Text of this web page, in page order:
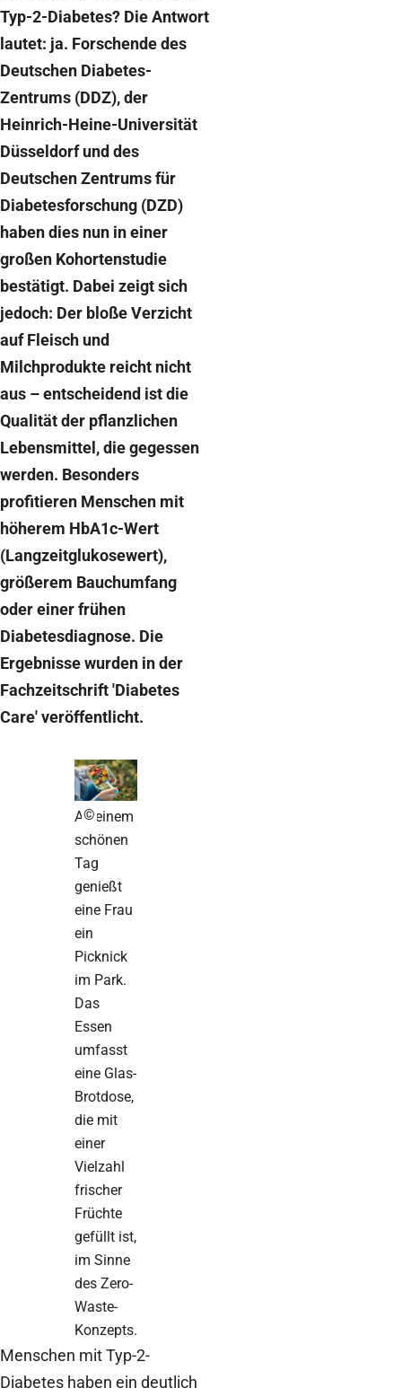
Typ-2-Diabetes? Die Antwort
lautet: ja. Forschende des
Deutschen Diabetes-
Zentrums (DDZ), der
Heinrich-Heine-Universität
Düsseldorf und des
Deutschen Zentrums für
Diabetesforschung (DZD)
haben dies nun in einer
großen Kohortenstudie
bestätigt. Dabei zeigt sich
jedoch: Der bloße Verzicht
auf Fleisch und
Milchprodukte reicht nicht
aus – entscheidend ist die
Qualität der pflanzlichen
Lebensmittel, die gegessen
werden. Besonders
profitieren Menschen mit
höherem HbA1c-Wert
(Langzeitglukosewert),
größerem Bauchumfang
oder einer frühen
Diabetesdiagnose. Die
Ergebnisse wurden in der
Fachzeitschrift 'Diabetes
Care' veröffentlicht.
©
An einem
schönen
Tag
genießt
eine Frau
ein
Picknick
im Park.
Das
Essen
umfasst
eine Glas-
Brotdose,
die mit
einer
Vielzahl
frischer
Früchte
gefüllt ist,
im Sinne
des Zero-
Waste-
Konzepts.
Menschen mit Typ-2-
Diabetes haben ein deutlich